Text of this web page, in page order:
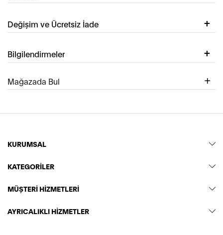
Değişim ve Ücretsiz İade
Bilgilendirmeler
Mağazada Bul
KURUMSAL
KATEGORİLER
MÜŞTERİ HİZMETLERİ
AYRICALIKLI HİZMETLER